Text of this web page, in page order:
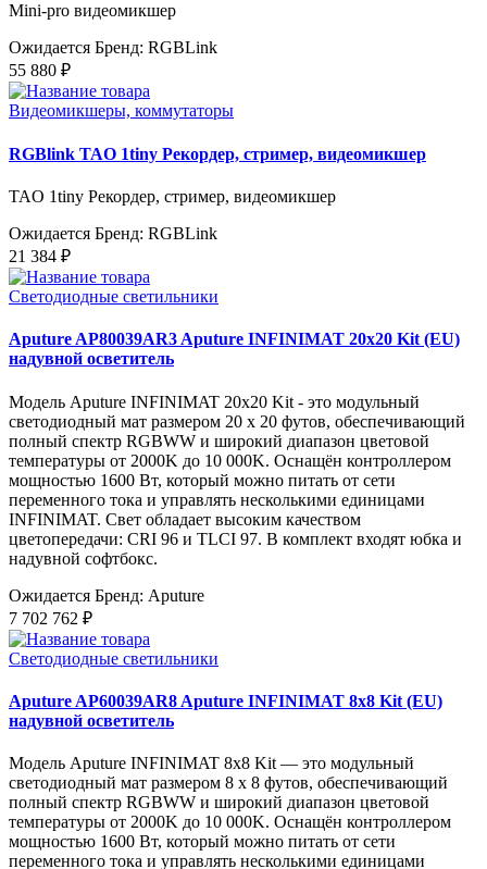
Mini-pro видеомикшер
Ожидается Бренд: RGBLink
55 880 ₽
Видеомикшеры, коммутаторы
RGBlink TAO 1tiny Рекордер, стример, видеомикшер
TAO 1tiny Рекордер, стример, видеомикшер
Ожидается Бренд: RGBLink
21 384 ₽
Светодиодные светильники
Aputure AP80039AR3 Aputure INFINIMAT 20x20 Kit (EU)
надувной осветитель
Модель Aputure INFINIMAT 20x20 Kit - это модульный
светодиодный мат размером 20 x 20 футов, обеспечивающий
полный спектр RGBWW и широкий диапазон цветовой
температуры от 2000K до 10 000K. Оснащён контроллером
мощностью 1600 Вт, который можно питать от сети
переменного тока и управлять несколькими единицами
INFINIMAT. Свет обладает высоким качеством
цветопередачи: CRI 96 и TLCI 97. В комплект входят юбка и
надувной софтбокс.
Ожидается Бренд: Aputure
7 702 762 ₽
Светодиодные светильники
Aputure AP60039AR8 Aputure INFINIMAT 8x8 Kit (EU)
надувной осветитель
Модель Aputure INFINIMAT 8x8 Kit — это модульный
светодиодный мат размером 8 x 8 футов, обеспечивающий
полный спектр RGBWW и широкий диапазон цветовой
температуры от 2000K до 10 000K. Оснащён контроллером
мощностью 1600 Вт, который можно питать от сети
переменного тока и управлять несколькими единицами